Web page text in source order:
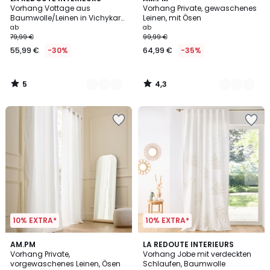
Vorhang Vottage aus
Baumwolle/Leinen in Vichykaro,
Ösen
ab
79,99 €
55,99 € -30%
/
5
Farben
5
/
Vorhang Private, gewaschenes
Leinen, mit Ösen
ab
99,99 €
64,99 € -35%
/ 5
Farben
4,3
/
10% EXTRA*
AM.PM
Vorhang Private,
vorgewaschenes Leinen, Ösen
4,3
/ 5
11
Farben
10% EXTRA*
LA REDOUTE INTERIEURS
Vorhang Jobe mit verdeckten
Schlaufen, Baumwolle
4,8
/ 5